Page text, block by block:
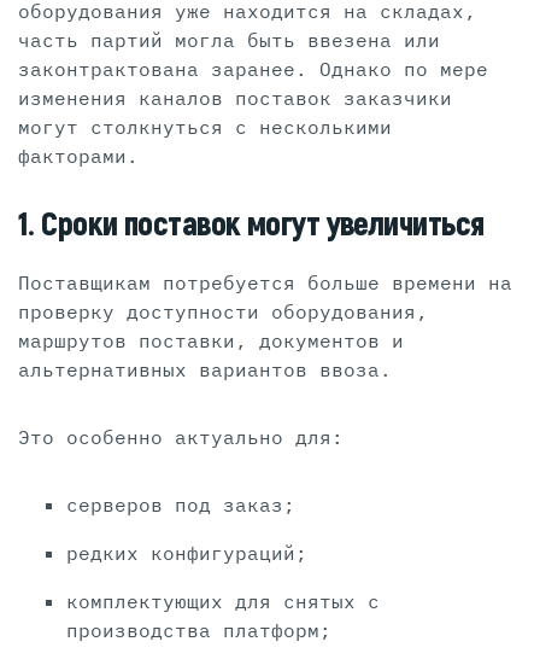
оборудования уже находится на складах,
часть партий могла быть ввезена или
законтрактована заранее. Однако по мере
изменения каналов поставок заказчики
могут столкнуться с несколькими
факторами.
1. Сроки поставок могут увеличиться
Поставщикам потребуется больше времени на
проверку доступности оборудования,
маршрутов поставки, документов и
альтернативных вариантов ввоза.
Это особенно актуально для:
серверов под заказ;
редких конфигураций;
комплектующих для снятых с
производства платформ;